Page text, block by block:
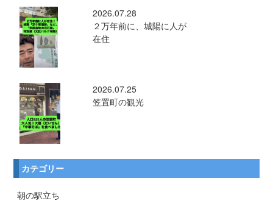
2026.07.28
２万年前に、城陽に人が
在住
2026.07.25
笠置町の観光
カテゴリー
朝の駅立ち